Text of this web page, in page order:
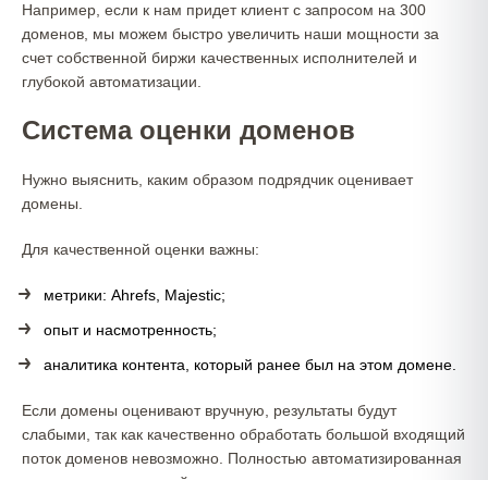
Например, если к нам придет клиент с запросом на 300
доменов, мы можем быстро увеличить наши мощности за
счет собственной биржи качественных исполнителей и
глубокой автоматизации.
Система оценки доменов
Нужно выяснить, каким образом подрядчик оценивает
домены.
Для качественной оценки важны:
метрики: Ahrefs, Majestic;
опыт и насмотренность;
аналитика контента, который ранее был на этом домене.
Если домены оценивают вручную, результаты будут
слабыми, так как качественно обработать большой входящий
поток доменов невозможно. Полностью автоматизированная